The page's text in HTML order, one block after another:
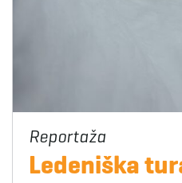
Ledeniška